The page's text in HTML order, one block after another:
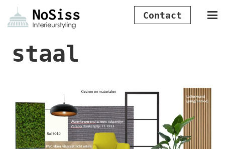
Contact
staal